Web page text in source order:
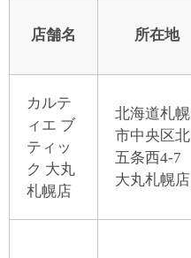
店舗名 所在地
カルテ
ィエ ブ
ティッ
ク 大丸
札幌店
北海道札幌
市中央区北
五条西4-7
大丸札幌店